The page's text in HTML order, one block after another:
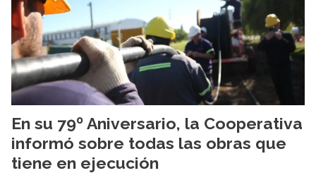
En su 79º Aniversario, la Cooperativa
informó sobre todas las obras que
tiene en ejecución